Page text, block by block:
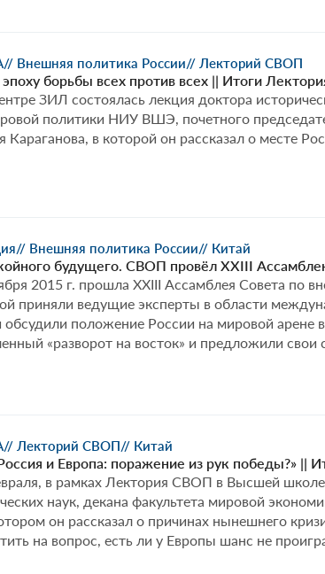
// Внешняя политика России// Лекторий СВОП
борьбы всех против всех || Итоги
ЗИЛ состоялась лекция доктора
политики НИУ ВШЭ, почетного
Караганова, в которой он рассказал о месте
// Внешняя политика России// Китай
будущего. СВОП провёл ХХIII
2015 г. прошла XXIII Ассамблея Совета по
приняли ведущие эксперты в области
положение России на мировой арене
«разворот на восток» и предложили
// Лекторий СВОП// Китай
и Европа: поражение из рук победы?» ||
в рамках Лектория СВОП в Высшей
наук, декана факультета мировой
он рассказал о причинах нынешнего
на вопрос, есть ли у Европы шанс не